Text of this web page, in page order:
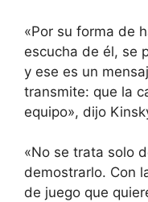
«Por su forma de
escucha de él, se
y ese es un
transmite: que la
equipo», dijo
«No se trata solo
demostrarlo. Con
de juego que